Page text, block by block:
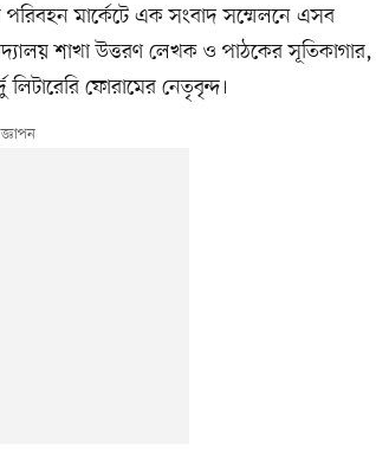
মার্কেটে এক সংবাদ সম্মেলনে এসব
শাখা উত্তরণ লেখক ও পাঠকের সূতিকাগার,
ফোরামের নেতৃবৃন্দ।